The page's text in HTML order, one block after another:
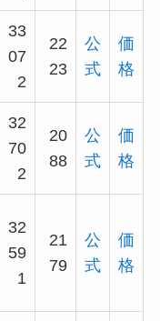
33
07
2
22
23
公
式
価
格
32
70
2
20
88
公
式
価
格
32
59
1
21
79
公
式
価
格